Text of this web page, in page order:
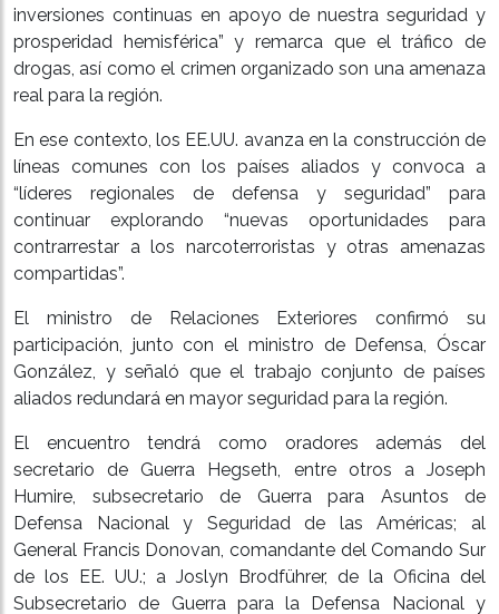
inversiones continuas en apoyo de nuestra seguridad y
prosperidad hemisférica” y remarca que el tráfico de
drogas, así como el crimen organizado son una amenaza
real para la región.
En ese contexto, los EE.UU. avanza en la construcción de
líneas comunes con los países aliados y convoca a
“líderes regionales de defensa y seguridad” para
continuar explorando “nuevas oportunidades para
contrarrestar a los narcoterroristas y otras amenazas
compartidas”.
El ministro de Relaciones Exteriores confirmó su
participación, junto con el ministro de Defensa, Óscar
González, y señaló que el trabajo conjunto de países
aliados redundará en mayor seguridad para la región.
El encuentro tendrá como oradores además del
secretario de Guerra Hegseth, entre otros a Joseph
Humire, subsecretario de Guerra para Asuntos de
Defensa Nacional y Seguridad de las Américas; al
General Francis Donovan, comandante del Comando Sur
de los EE. UU.; a Joslyn Brodführer, de la Oficina del
Subsecretario de Guerra para la Defensa Nacional y